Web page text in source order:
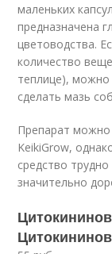
маленьких
предназначена
цветоводства.
количество
теплице), можно
сделать мазь
Препарат можно
KeikiGrow,
средство
значительно